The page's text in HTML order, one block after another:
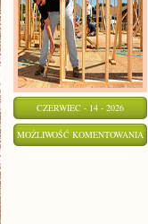
CZERWIEC - 14 - 2026
MOŻLIWOŚĆ KOMENTOWANIA